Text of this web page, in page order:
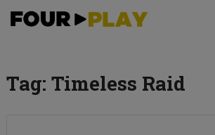
Tag: Timeless Raid